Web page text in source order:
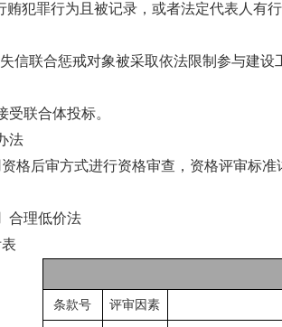
犯罪行为且被记录，或者法定代表人有
信联合惩戒对象被采取依法限制参与建
受联合体投标。
法
格后审方式进行资格审查，资格评审标准
合理低价法
条款号 评审因素